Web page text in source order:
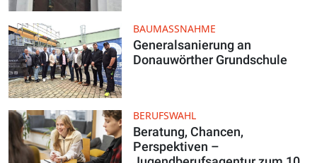
BAUMASSNAHME
Generalsanierung an
Donauwörther Grundschule
BERUFSWAHL
Beratung, Chancen,
Perspektiven –